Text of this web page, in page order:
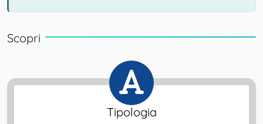
Scopri
Tipologia